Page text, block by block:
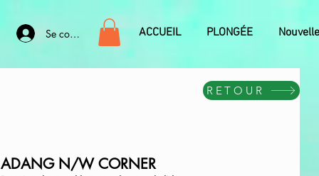
Se connecter ACCUEIL PLONGÉE
RETOUR
ADANG N/W CORNER